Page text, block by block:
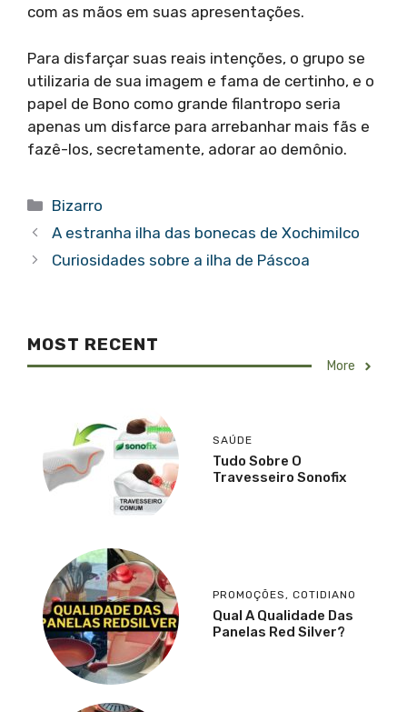
com as mãos em suas apresentações.
Para disfarçar suas reais intenções, o grupo se
utilizaria de sua imagem e fama de certinho, e o
papel de Bono como grande filantropo seria
apenas um disfarce para arrebanhar mais fãs e
fazê-los, secretamente, adorar ao demônio.
Categorias
Bizarro
A estranha ilha das bonecas de Xochimilco
Curiosidades sobre a ilha de Páscoa
MOST RECENT
More
SAÚDE
Tudo Sobre O
Travesseiro Sonofix
PROMOÇÕES, COTIDIANO
Qual A Qualidade Das
Panelas Red Silver?